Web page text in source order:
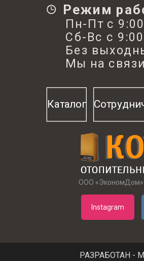
Режим
Пн-Пт с
Сб-Вс с
Без
Мы на
Каталог
ООО «ЭкономДом»
Instagram
РАЗРАБОТАН -